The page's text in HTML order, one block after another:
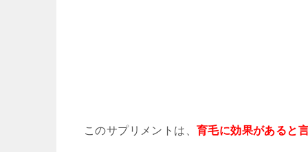
このサプリメントは、 育毛に効果があると